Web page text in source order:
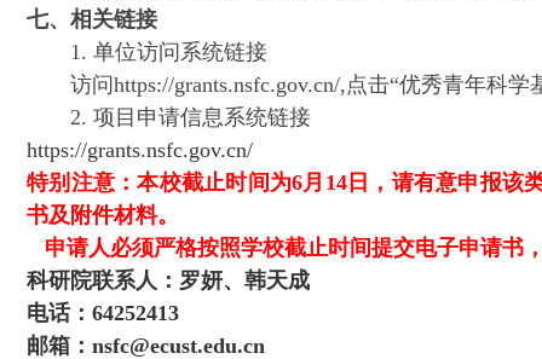
七、相关链接
1. 单位访问系统链接
访问https://grants.nsfc.gov.cn/,点击“优秀青年科学
2. 项目申请信息系统链接
https://grants.nsfc.gov.cn/
特别注意：本校截止时间为6月14日， 请有意申报该
书及附件材料。
申请人必须严格按照学校截止时间提交电子申请书
科研院联系人：罗妍、韩天成
电话：64252413
邮箱：nsfc@ecust.edu.cn